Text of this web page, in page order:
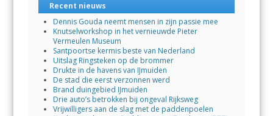
Recent nieuws
Dennis Gouda neemt mensen in zijn passie mee
Knutselworkshop in het vernieuwde Pieter
Vermeulen Museum
Santpoortse kermis beste van Nederland
Uitslag Ringsteken op de brommer
Drukte in de havens van IJmuiden
De stad die eerst verzonnen werd
Brand duingebied IJmuiden
Drie auto’s betrokken bij ongeval Rijksweg
Vrijwilligers aan de slag met de paddenpoelen